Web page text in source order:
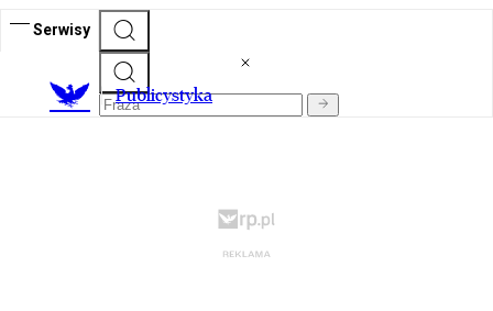
Serwisy
Publicystyka